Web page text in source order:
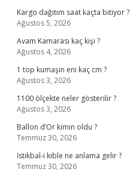
Kargo dağıtım saat kaçta bitiyor ?
Ağustos 5, 2026
Avam Kamarası kaç kişi ?
Ağustos 4, 2026
1 top kumaşın eni kaç cm ?
Ağustos 3, 2026
1100 ölçekte neler gösterilir ?
Ağustos 3, 2026
Ballon d’Or kimin oldu ?
Temmuz 30, 2026
İstikbal-i kıble ne anlama gelir ?
Temmuz 30, 2026